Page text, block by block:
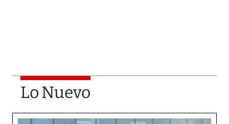
Lo Nuevo